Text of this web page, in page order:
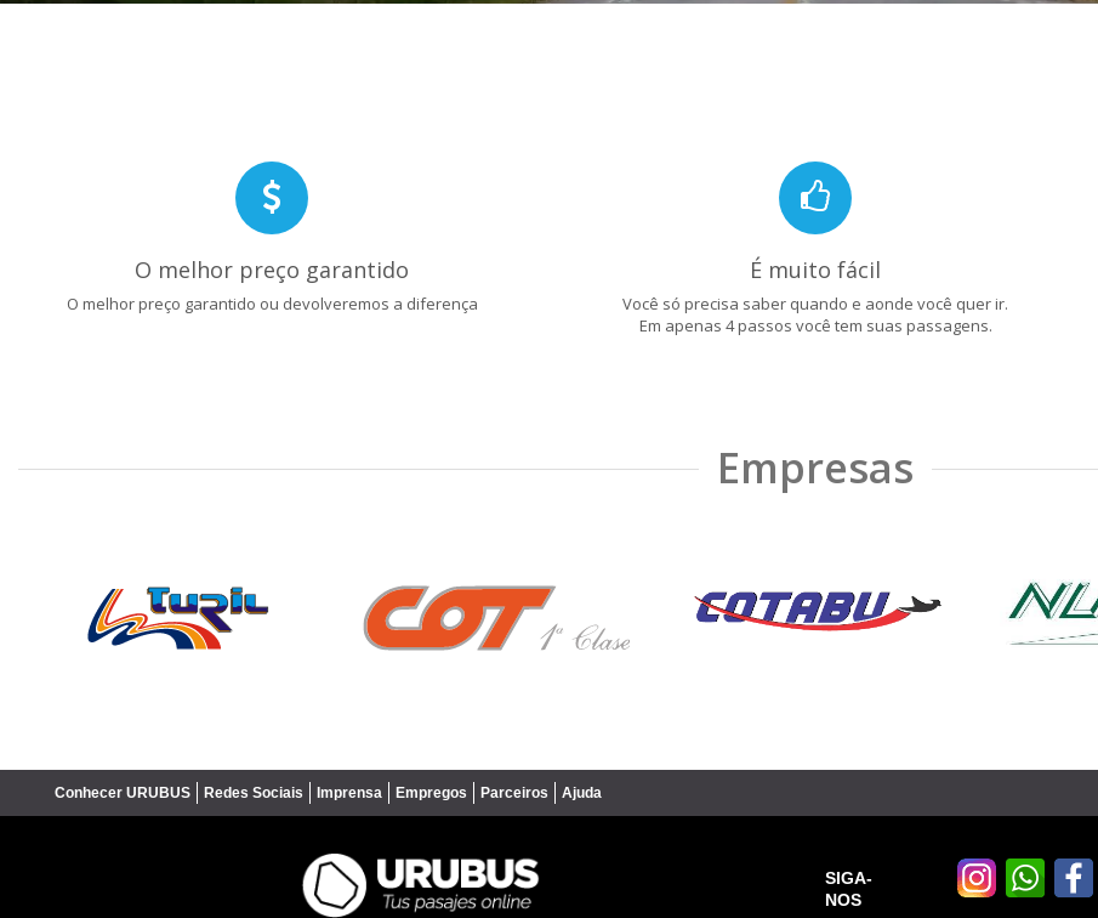
O melhor preço garantido
O melhor preço garantido ou devolveremos a diferença
É muito fácil
Você só precisa saber quando e aonde você quer ir.
Em apenas 4 passos você tem suas passagens.
Empresas
Conhecer URUBUS Redes Sociais Imprensa Empregos Parceiros Ajuda
SIGA-
NOS